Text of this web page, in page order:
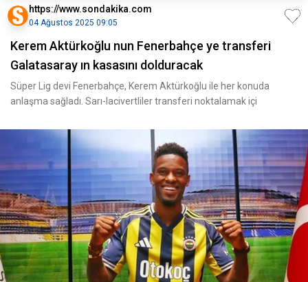
https://www.sondakika.com
04 Ağustos 2025 09:05
Kerem Aktürkoğlu nun Fenerbahçe ye transferi
Galatasaray ın kasasını dolduracak
Süper Lig devi Fenerbahçe, Kerem Aktürkoğlu ile her konuda
anlaşma sağladı. Sarı-lacivertliler transferi noktalamak içi